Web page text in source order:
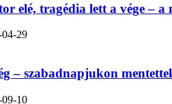
elé, tragédia lett a vége – a
29
– szabadnapjukon
09-10